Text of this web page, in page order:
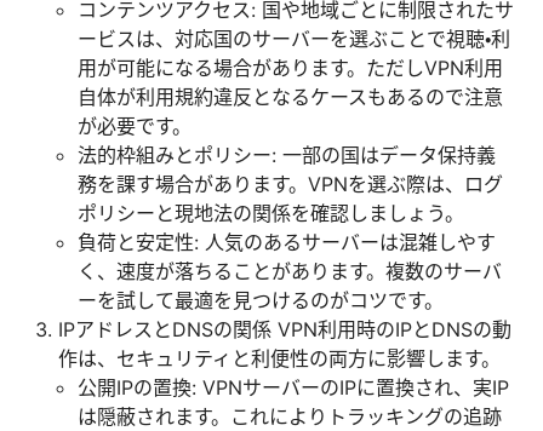
コンテンツアクセス: 国や地域ごとに制限されたサ
ービスは、対応国のサーバーを選ぶことで視聴・利
用が可能になる場合があります。ただしVPN利用
自体が利用規約違反となるケースもあるので注意
が必要です。
法的枠組みとポリシー: 一部の国はデータ保持義
務を課す場合があります。VPNを選ぶ際は、ログ
ポリシーと現地法の関係を確認しましょう。
負荷と安定性: 人気のあるサーバーは混雑しやす
く、速度が落ちることがあります。複数のサーバ
ーを試して最適を見つけるのがコツです。
IPアドレスとDNSの関係 VPN利用時のIPとDNSの動
作は、セキュリティと利便性の両方に影響します。
公開IPの置換: VPNサーバーのIPに置換され、実IP
は隠蔽されます。これによりトラッキングの追跡